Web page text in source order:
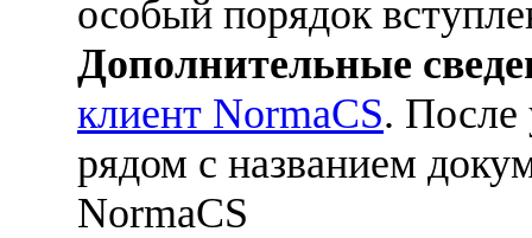
особый порядок
Дополнительные
клиент NormaCS. После
рядом с названием
NormaCS